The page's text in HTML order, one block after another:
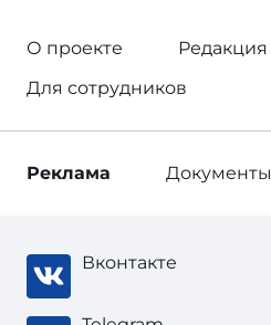
О проекте
Редакция
Для сотрудников
Реклама Документы
Вконтакте